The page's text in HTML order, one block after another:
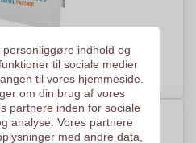
på % af stykker
indhold og
til sociale medier
til vores hjemmeside.
om din brug af vores
partnere inden for sociale
analyse. Vores partnere
med andre data,